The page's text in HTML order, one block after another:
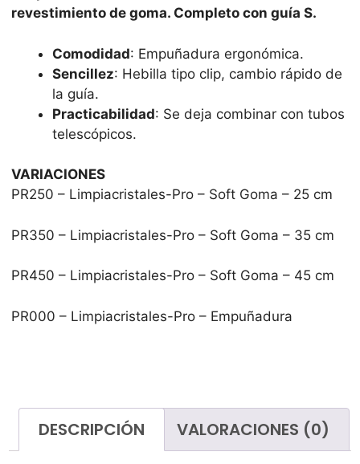
revestimiento de goma. Completo con guía S.
Comodidad: Empuñadura ergonómica.
Sencillez: Hebilla tipo clip, cambio rápido de
la guía.
Practicabilidad: Se deja combinar con tubos
telescópicos.
VARIACIONES
PR250 – Limpiacristales-Pro – Soft Goma – 25 cm
PR350 – Limpiacristales-Pro – Soft Goma – 35 cm
PR450 – Limpiacristales-Pro – Soft Goma – 45 cm
PR000 – Limpiacristales-Pro – Empuñadura
DESCRIPCIÓN VALORACIONES (0)